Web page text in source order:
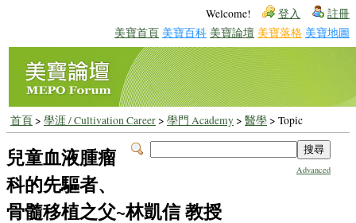
Welcome! 登入 註冊
美寶首頁 美寶百科 美寶論壇 美寶落格 美寶地圖
首頁> 學涯 / Cultivation Career> 學門 Academy> 醫學> Topic
Advanced
兒童血液腫瘤
科的先驅者、
骨髓移植之父~林凱信 教授